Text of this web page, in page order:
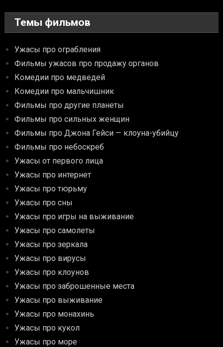
Темы фильмов
Ужасы про ограбления
Фильмы ужасов про продажу органов
Комедии про медведей
Комедии про мальчишник
Фильмы про другие планеты
Фильмы про сильных женщин
Фильмы про Джона Гейси — клоуна-убийцу
Фильмы про небоскреб
Ужасы от первого лица
Ужасы про интернет
Ужасы про тюрьму
Ужасы про сны
Ужасы про игры на выживание
Ужасы про самолеты
Ужасы про зеркала
Ужасы про вирусы
Ужасы про клоунов
Ужасы про заброшенные места
Ужасы про выживание
Ужасы про монахинь
Ужасы про кукол
Ужасы про море